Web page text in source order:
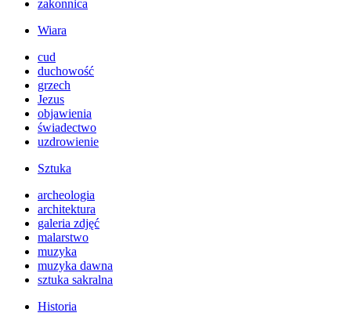
zakonnica
Wiara
cud
duchowość
grzech
Jezus
objawienia
świadectwo
uzdrowienie
Sztuka
archeologia
architektura
galeria zdjęć
malarstwo
muzyka
muzyka dawna
sztuka sakralna
Historia